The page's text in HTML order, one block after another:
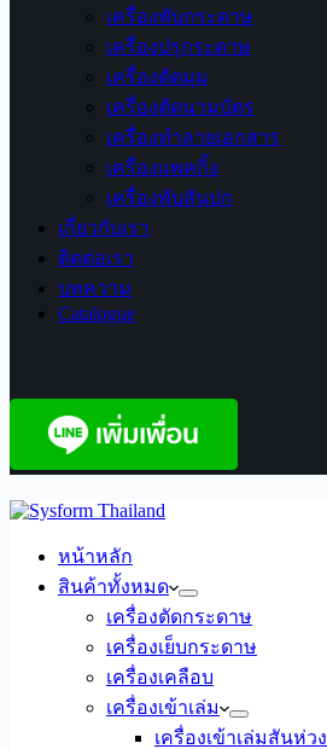
เครื่องพับกระดาษ
เครื่องปรุกระดาษ
เครื่องตัดมุม
เครื่องตัดนามบัตร
เครื่องทำลายเอกสาร
เครื่องแพคกิ้ง
เครื่องพับสันปก
เกี่ยวกับเรา
ติดต่อเรา
บทความ
Catalogue
หน้าหลัก
สินค้าทั้งหมด
เครื่องตัดกระดาษ
เครื่องเย็บกระดาษ
เครื่องเคลือบ
เครื่องเข้าเล่ม
เครื่องเข้าเล่มสันห่วง